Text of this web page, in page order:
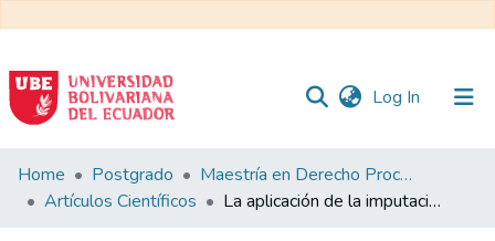
Log In (current)
Communities
&
Home Postgrado
Maestría en Derecho Procesal
Artículos Científicos
La aplicación de la imputación objetiva para el juzgamiento del delito de lesiones causadas por accidente de tránsito